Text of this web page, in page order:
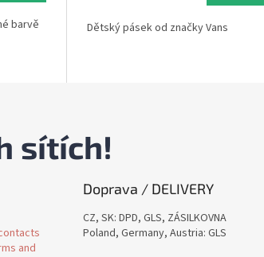
barvě
Dětský pásek od značky Vans
sítích!
and
Doprava / DELIVERY
CZ, SK: DPD, GLS, ZÁSILKOVNA
Poland, Germany, Austria: GLS